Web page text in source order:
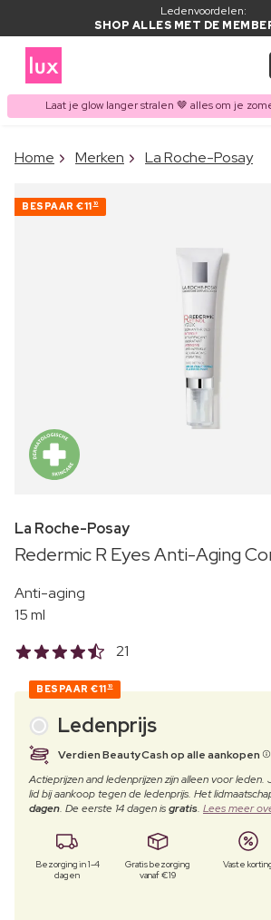
Ledenvoordelen:
SHOP ALLES MET DE
Laat je glow langer stralen 🤎 alles om je
ITEM TOEGEVOEGD AAN
Vaak samen
Home Merken La Roche-Posay
BESPAAR €11 10
La Roche-Posay
Redermic R Eyes Anti-Aging
Anti-aging
15 ml
21
BESPAAR €11 10
Ledenprijs
Verdien BeautyCash op alle aankopen
Actieprijzen and ledenprijzen zijn alleen voor
lid bij aankoop tegen de ledenprijs. Het
dagen. De eerste 14 dagen isgratis. Lees meer
Bezorging in 1-4
dagen
Gratis bezorging
vanaf €19
Vaste